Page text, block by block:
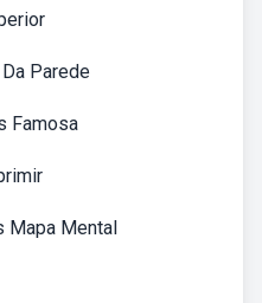
Parede
Famosa
Mapa Mental